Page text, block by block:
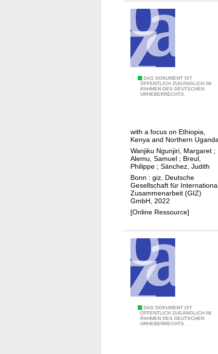
o
m
e
e
n
e
n
e
u
r
s
DAS DOKUMENT IST
ÖFFENTLICH ZUGÄNGLICH IM
RAHMEN DES DEUTSCHEN
URHEBERRECHTS.
s
t
o
e
n
e
r
g
f
r
with a focus on Ethiopia,
Kenya and Northern
Wanjiku Ngunjiri, Margaret ;
Alemu, Samuel ; Breul,
Philippe ; Sánchez, Judith
Bonn : giz, Deutsche
Gesellschaft für
Zusammenarbeit (GIZ)
GmbH, 2022
[Online Ressource]
DAS DOKUMENT IST
ÖFFENTLICH ZUGÄNGLICH IM
RAHMEN DES DEUTSCHEN
URHEBERRECHTS.